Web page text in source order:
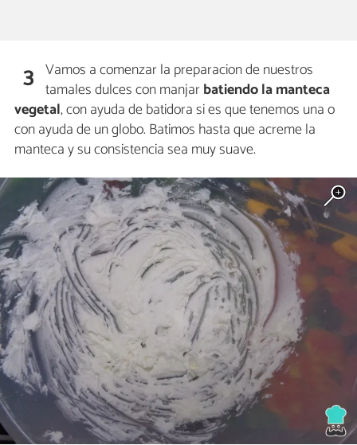
3 Vamos a comenzar la preparacion de nuestros
tamales dulces con manjarbatiendo la manteca
vegetal, con ayuda de batidora si es que tenemos una o
con ayuda de un globo. Batimos hasta que acreme la
manteca y su consistencia sea muy suave.